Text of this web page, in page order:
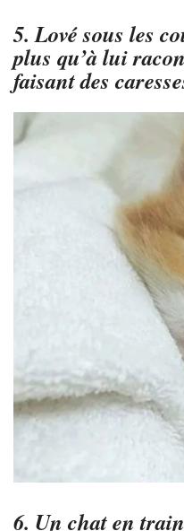
5. Lové sous les
plus qu’à lui
faisant des
6. Un chat en